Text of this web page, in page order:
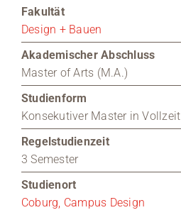
Medien
Stellenangebote
News
Veranstaltungen
Fakultät
Design + Bauen
Akademischer Abschluss
Master of Arts (M.A.)
Studienform
Konsekutiver Master in Vollzeit
Regelstudienzeit
3 Semester
Studienort
Coburg, Campus Design